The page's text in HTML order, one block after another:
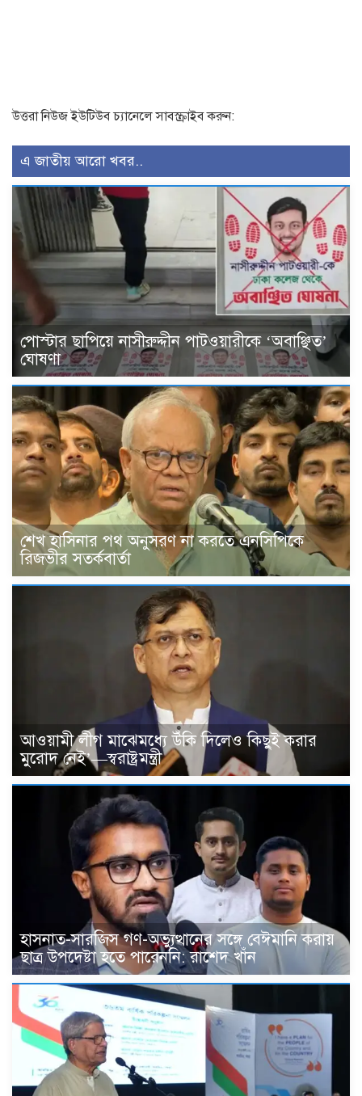
উত্তরা নিউজ ইউটিউব চ্যানেলে সাবস্ক্রাইব করুন:
এ জাতীয় আরো খবর..
পোস্টার ছাপিয়ে নাসীরুদ্দীন পাটওয়ারীকে ‘অবাঞ্ছিত’
ঘোষণা
শেখ হাসিনার পথ অনুসরণ না করতে এনসিপিকে
রিজভীর সতর্কবার্তা
আওয়ামী লীগ মাঝেমধ্যে উঁকি দিলেও কিছুই করার
মুরোদ নেই’—স্বরাষ্ট্রমন্ত্রী
হাসনাত-সারজিস গণ-অভ্যুত্থানের সঙ্গে বেঈমানি করায়
ছাত্র উপদেষ্টা হতে পারেননি: রাশেদ খাঁন